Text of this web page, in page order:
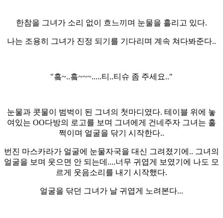
한참을 그녀가 소리 없이 흐느끼며 눈물을 흘리고 있다.
나는 조용히 그녀가 진정 되기를 기다리며 계속 쳐다봐준다..
"흨~..흨~~~.....티..티슈 좀 주세요.."
눈물과 콧물이 범벅이 된 그녀의 첫마디였다. 테이블 위에 놓
여있는 OO다방의 로고를 보며 그녀에게 건네주자 그녀는 훌
쩍이며 얼굴을 닦기 시작한다..
번진 마스카라가 얼굴에 눈물자국을 대신 그려졌기에.. 그녀의
얼굴을 보며 웃으면 안 되는데....너무 귀엽게 보였기에 나도 모
르게 웃음소리를 내기 시작했다.
얼굴을 닦던 그녀가 날 귀엽게 노려본다...